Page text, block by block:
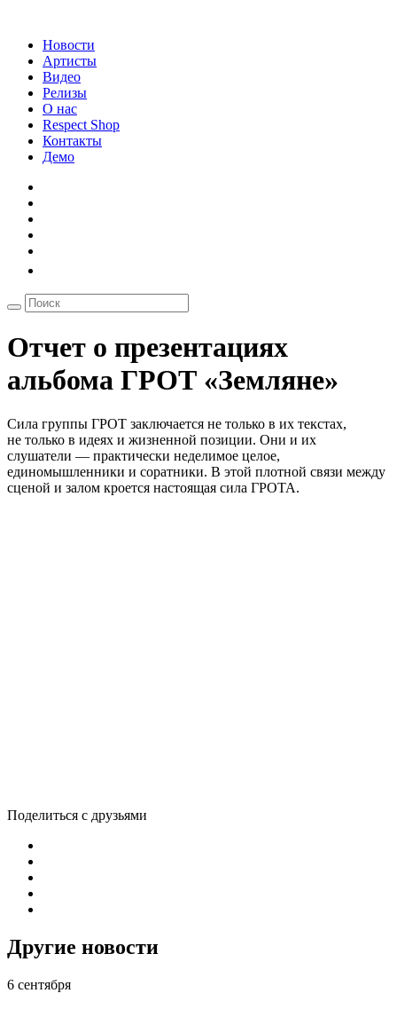
Новости
Артисты
Видео
Релизы
О нас
Respect Shop
Контакты
Демо
Отчет о презентациях
альбома ГРОТ «Земляне»
Сила группы ГРОТ заключается не только в их текстах,
не только в идеях и жизненной позиции. Они и их
слушатели — практически неделимое целое,
единомышленники и соратники. В этой плотной связи между
сценой и залом кроется настоящая сила ГРОТА.
Поделиться с друзьями
Другие новости
6 сентября